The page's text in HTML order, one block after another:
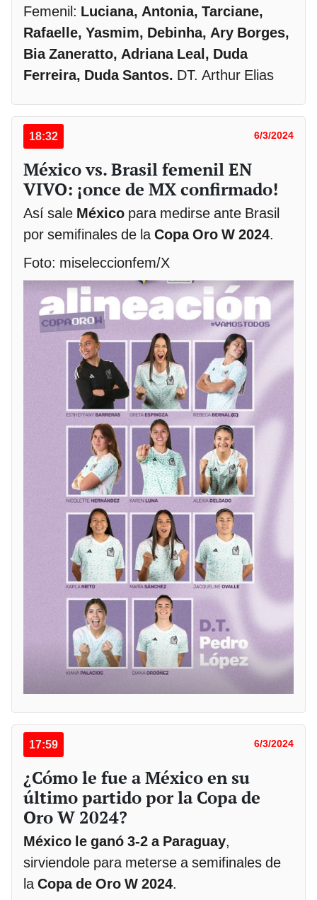
Femenil: Luciana, Antonia, Tarciane,
Rafaelle, Yasmim, Debinha, Ary Borges,
Bia Zaneratto, Adriana Leal, Duda
Ferreira, Duda Santos. DT. Arthur Elias
18:32 6/3/2024
México vs. Brasil femenil EN
VIVO: ¡once de MX confirmado!
Así sale México para medirse ante Brasil
por semifinales de laCopa Oro W 2024.
Foto: miseleccionfem/X
17:59 6/3/2024
¿Cómo le fue a México en su
último partido por la Copa de
Oro W 2024?
México le ganó 3-2 a Paraguay,
sirviendole para meterse a semifinales de
laCopa de Oro W 2024.